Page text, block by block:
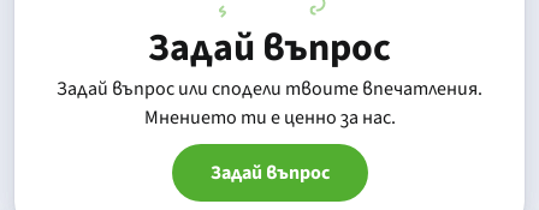
Задай въпрос
Задай въпрос или сподели твоите впечатления.
Mнението ти е ценно за нас.
Задай въпрос